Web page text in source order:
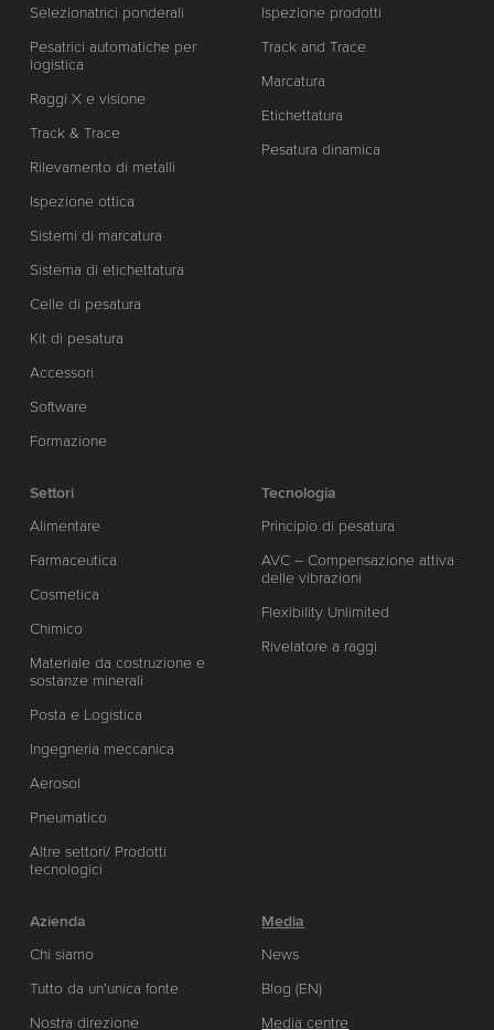
Selezionatrici ponderali
Pesatrici automatiche per
logistica
Raggi X e visione
Track & Trace
Rilevamento di metalli
Ispezione ottica
Sistemi di marcatura
Sistema di etichettatura
Celle di pesatura
Kit di pesatura
Accessori
Software
Formazione
Ispezione prodotti
Track and Trace
Marcatura
Etichettatura
Pesatura dinamica
Settori
Alimentare
Farmaceutica
Cosmetica
Chimico
Materiale da costruzione e
sostanze minerali
Posta e Logistica
Ingegneria meccanica
Aerosol
Pneumatico
Altre settori/ Prodotti
tecnologici
Tecnologia
Principio di pesatura
AVC – Compensazione attiva
delle vibrazioni
Flexibility Unlimited
Rivelatore a raggi
Azienda
Chi siamo
Tutto da un’unica fonte
Nostra direzione
Media
News
Blog (EN)
Media centre